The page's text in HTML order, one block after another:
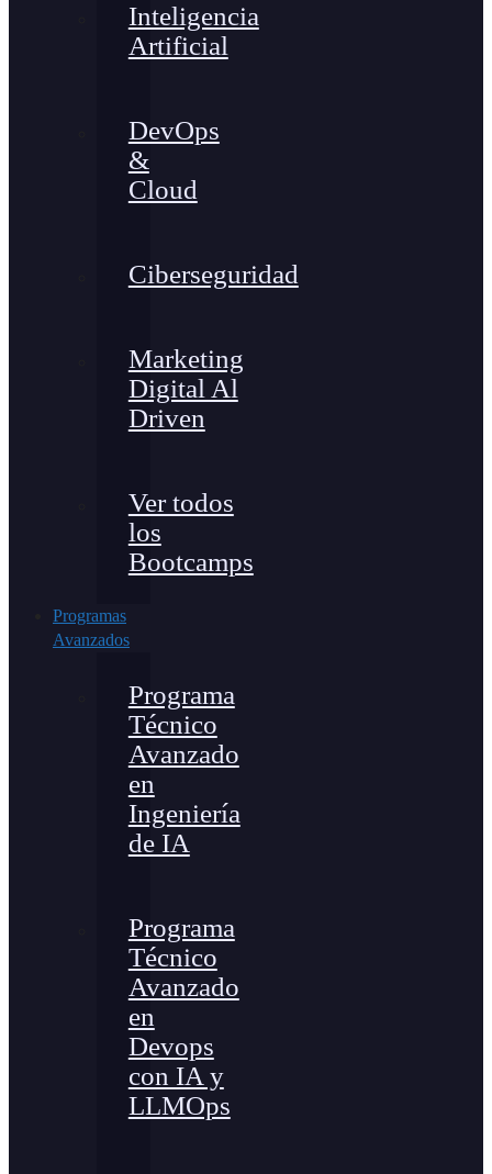
Inteligencia
Artificial
DevOps
&
Cloud
Ciberseguridad
Marketing
Digital Al
Driven
Ver todos
los
Bootcamps
Programas
Avanzados
Programa
Técnico
Avanzado
en
Ingeniería
de IA
Programa
Técnico
Avanzado
en
Devops
con IA y
LLMOps